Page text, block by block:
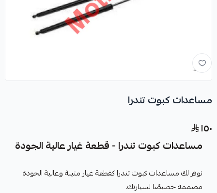
مساعدات كبوت تندرا
١٥٠
مساعدات كبوت تندرا - قطعة غيار عالية الجودة
نوفر لك مساعدات كبوت تندرا كقطعة غيار متينة وعالية الجودة
مصممة خصيصًا لسيارتك.